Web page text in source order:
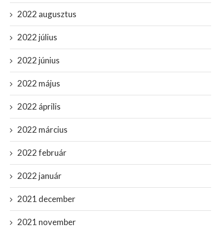
2022 augusztus
2022 július
2022 június
2022 május
2022 április
2022 március
2022 február
2022 január
2021 december
2021 november